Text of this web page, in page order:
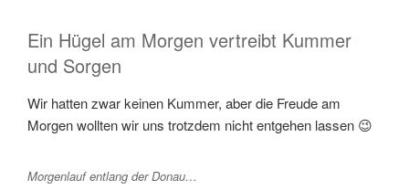
Ein Hügel am Morgen vertreibt Kummer
und Sorgen
Wir hatten zwar keinen Kummer, aber die Freude am
Morgen wollten wir uns trotzdem nicht entgehen lassen 😉
Morgenlauf entlang der Donau…